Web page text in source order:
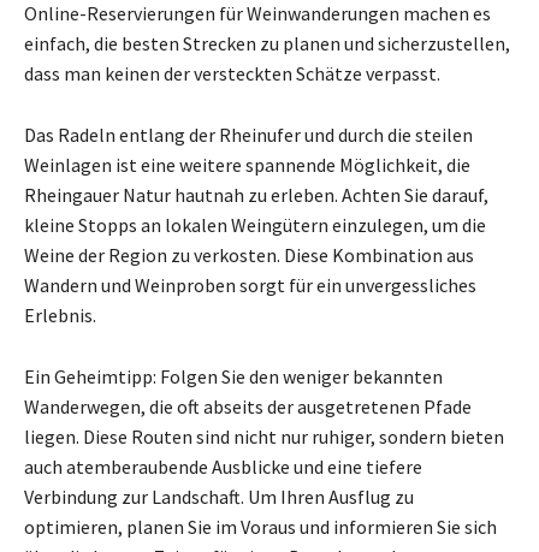
Online-Reservierungen für Weinwanderungen machen es
einfach, die besten Strecken zu planen und sicherzustellen,
dass man keinen der versteckten Schätze verpasst.
Das Radeln entlang der Rheinufer und durch die steilen
Weinlagen ist eine weitere spannende Möglichkeit, die
Rheingauer Natur hautnah zu erleben. Achten Sie darauf,
kleine Stopps an lokalen Weingütern einzulegen, um die
Weine der Region zu verkosten. Diese Kombination aus
Wandern und Weinproben sorgt für ein unvergessliches
Erlebnis.
Ein Geheimtipp: Folgen Sie den weniger bekannten
Wanderwegen, die oft abseits der ausgetretenen Pfade
liegen. Diese Routen sind nicht nur ruhiger, sondern bieten
auch atemberaubende Ausblicke und eine tiefere
Verbindung zur Landschaft. Um Ihren Ausflug zu
optimieren, planen Sie im Voraus und informieren Sie sich